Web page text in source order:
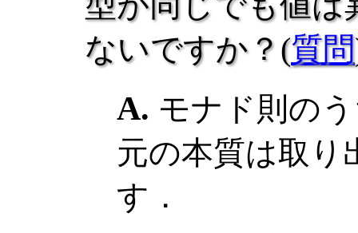
ないですか？(質問
モナド則の
元の本質は取り
す．